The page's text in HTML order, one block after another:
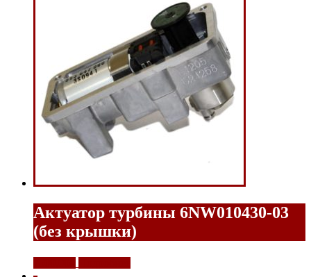
Актуатор турбины 6NW010430-03
(без крышки)